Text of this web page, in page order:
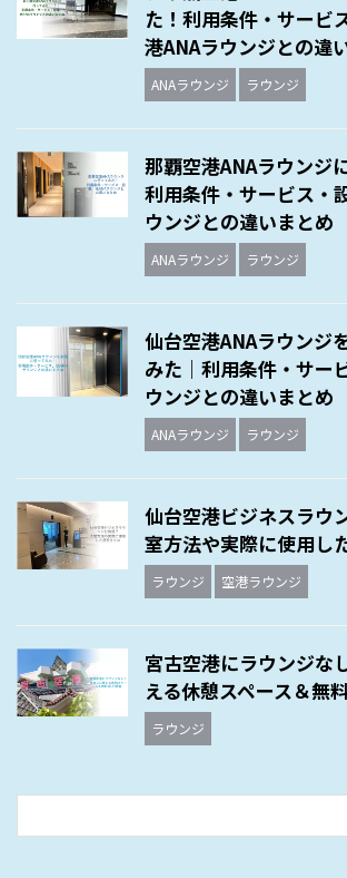
た！利用条件・サービ
港ANAラウンジとの違
ANAラウンジ ラウンジ
那覇空港ANAラウンジ
利用条件・サービス・
ウンジとの違いまとめ
ANAラウンジ ラウンジ
仙台空港ANAラウンジ
みた｜利用条件・サー
ウンジとの違いまとめ
ANAラウンジ ラウンジ
仙台空港ビジネスラウ
室方法や実際に使用し
ラウンジ 空港ラウンジ
宮古空港にラウンジな
える休憩スペース＆無
ラウンジ